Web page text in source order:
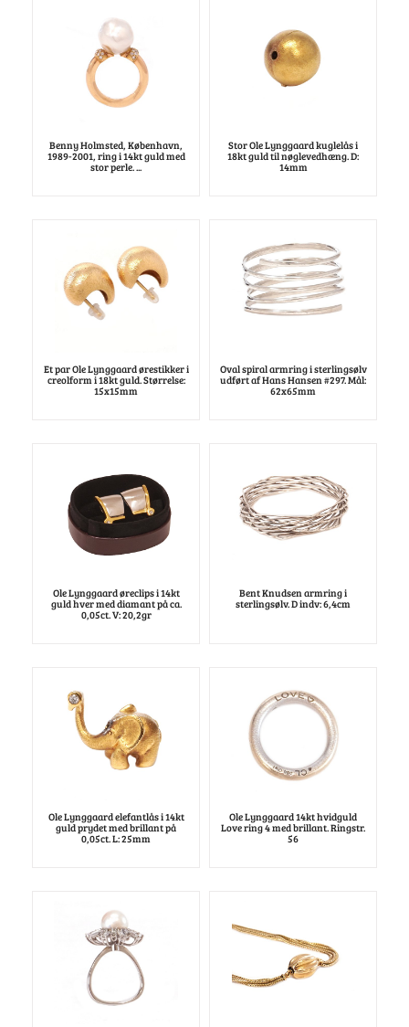
Benny Holmsted, København,
1989-2001, ring i 14kt guld med
stor perle. ...
Stor Ole Lynggaard kuglelås i
18kt guld til nøglevedhæng. D:
14mm
Et par Ole Lynggaard ørestikker i
creolform i 18kt guld. Størrelse:
15x15mm
Oval spiral armring i sterlingsølv
udført af Hans Hansen #297. Mål:
62x65mm
Ole Lynggaard øreclips i 14kt
guld hver med diamant på ca.
0,05ct. V: 20,2gr
Bent Knudsen armring i
sterlingsølv. D indv: 6,4cm
Ole Lynggaard elefantlås i 14kt
guld prydet med brillant på
0,05ct. L: 25mm
Ole Lynggaard 14kt hvidguld
Love ring 4 med brillant. Ringstr.
56